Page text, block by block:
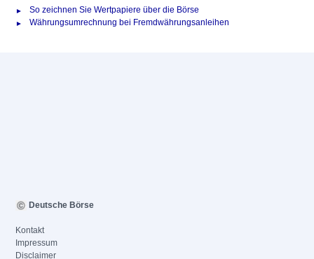
So zeichnen Sie Wertpapiere über die Börse
Währungsumrechnung bei Fremdwährungsanleihen
Deutsche Börse
Kontakt
Impressum
Disclaimer